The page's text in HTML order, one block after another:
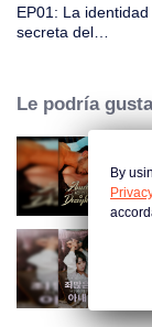
EP01: La identidad
secreta del
Le podría
By